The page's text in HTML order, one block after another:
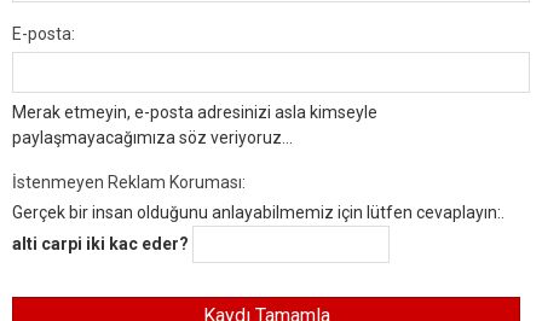
E-posta:
Merak etmeyin, e-posta adresinizi asla kimseyle
paylaşmayacağımıza söz veriyoruz...
İstenmeyen Reklam Koruması:
Gerçek bir insan olduğunu anlayabilmemiz için lütfen cevaplayın:.
alti carpi iki kac eder?